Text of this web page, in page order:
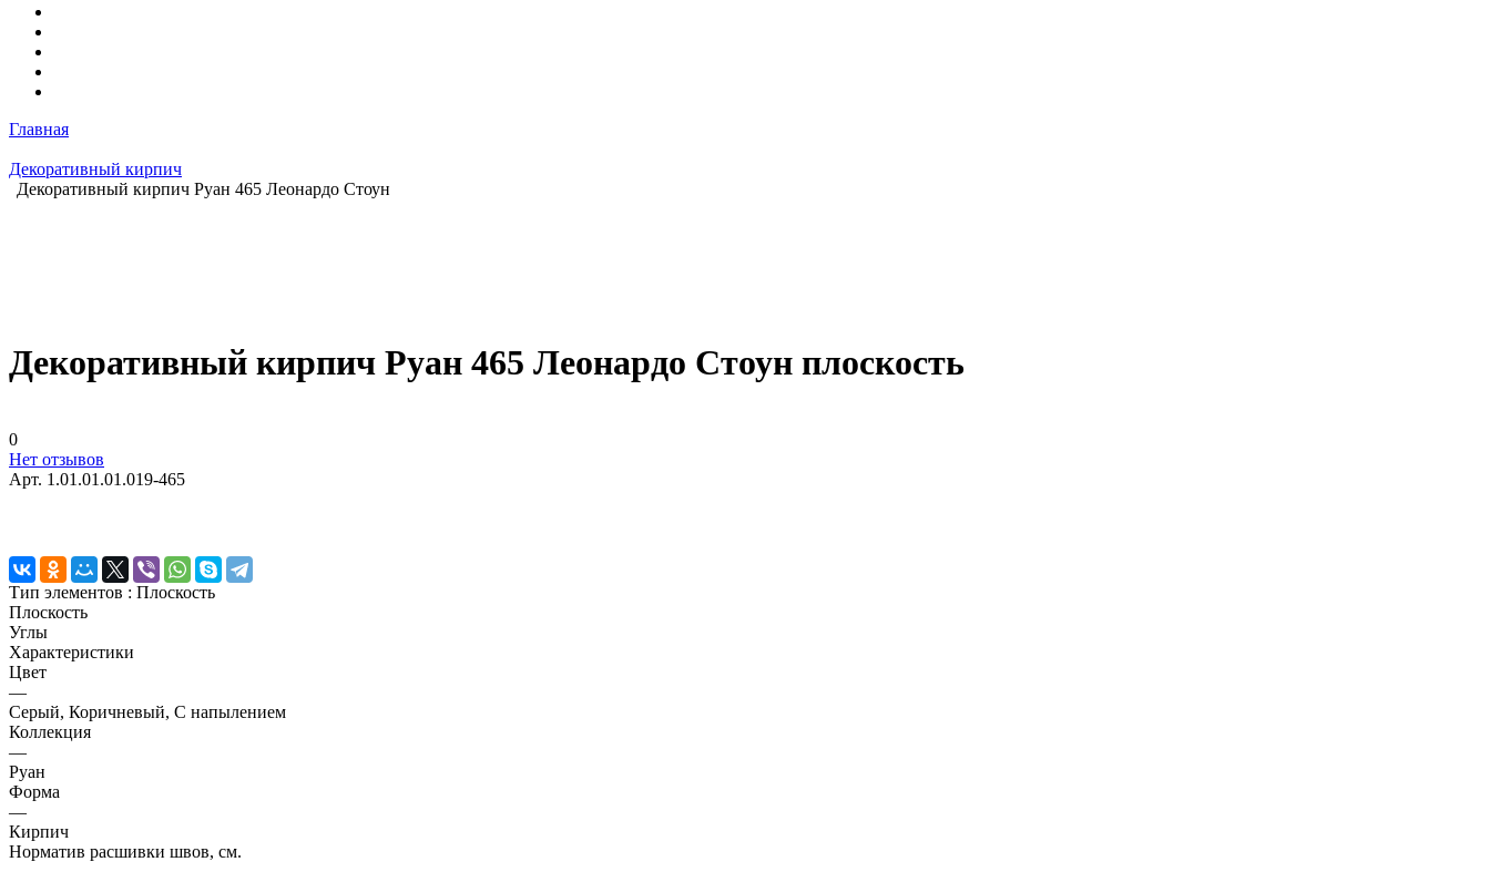
Главная
Декоративный кирпич
Декоративный кирпич Руан 465 Леонардо Стоун
Декоративный кирпич Руан 465 Леонардо Стоун плоскость
0
Нет отзывов
Арт. 1.01.01.01.019-465
Тип элементов : Плоскость
Плоскость
Углы
Характеристики
Цвет
—
Серый, Коричневый, С напылением
Коллекция
—
Руан
Форма
—
Кирпич
Норматив расшивки швов, см.